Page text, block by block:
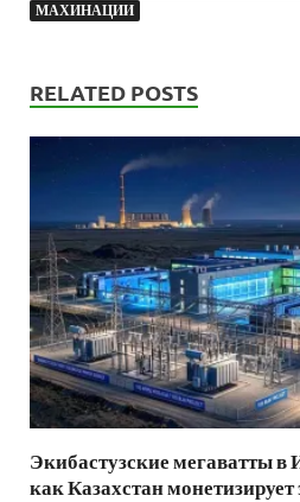
МАХИНАЦИИ
RELATED POSTS
Экибастузские мегаватты
как Казахстан